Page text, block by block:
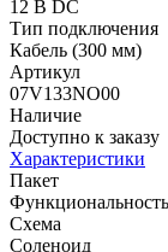
12 В DC
Тип подключения
Кабель (300 мм)
Артикул
07V133NO00
Наличие
Доступно к заказу
Характеристики
Пакет
Функциональность
Схема
Соленоид